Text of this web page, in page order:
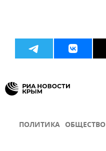
ПОЛИТИКА ОБЩЕСТВО